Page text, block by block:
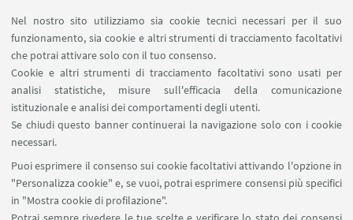
Nel nostro sito utilizziamo sia cookie tecnici necessari per il suo
funzionamento, sia cookie e altri strumenti di tracciamento facoltativi
che potrai attivare solo con il tuo consenso.
Cookie e altri strumenti di tracciamento facoltativi sono usati per
analisi statistiche, misure sull'efficacia della comunicazione
istituzionale e analisi dei comportamenti degli utenti.
Se chiudi questo banner continuerai la navigazione solo con i cookie
necessari.
Puoi esprimere il consenso sui cookie facoltativi attivando l'opzione in
"Personalizza cookie" e, se vuoi, potrai esprimere consensi più specifici
in "Mostra cookie di profilazione".
Area riservata FILO
U-Web Missioni
AlmaEsami
AlmaWifi
Proxy: connessione da remoto
InfoPoint Azzo Gardino
SEGUI UNIBO SU: